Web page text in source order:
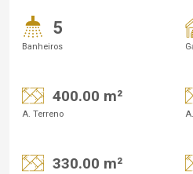
5
Banheiros
400.00 m²
A. Terreno
330.00 m²